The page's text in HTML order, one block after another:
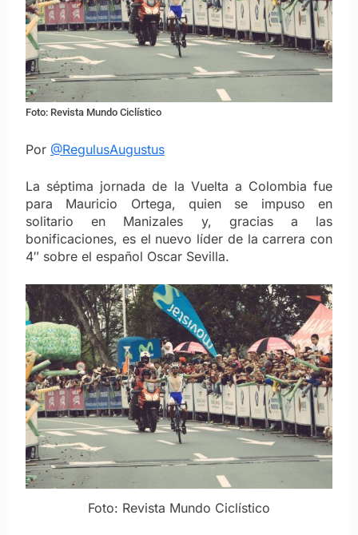
Foto: Revista Mundo Ciclístico
Por @RegulusAugustus
La séptima jornada de la Vuelta a Colombia fue
para Mauricio Ortega, quien se impuso en
solitario en Manizales y, gracias a las
bonificaciones, es el nuevo líder de la carrera con
4″ sobre el español Oscar Sevilla.
Foto: Revista Mundo Ciclístico